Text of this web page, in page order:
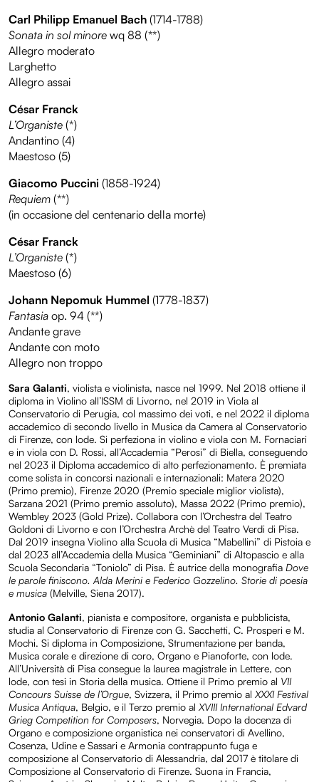
Carl Philipp Emanuel Bach (1714-1788)
Sonata in sol minore wq 88 (**)
Allegro moderato
Larghetto
Allegro assai
César Franck
L’Organiste (*)
Andantino (4)
Maestoso (5)
Giacomo Puccini (1858-1924)
Requiem (**)
(in occasione del centenario della morte)
César Franck
L’Organiste (*)
Maestoso (6)
Johann Nepomuk Hummel (1778-1837)
Fantasia op. 94 (**)
Andante grave
Andante con moto
Allegro non troppo
Sara Galanti, violista e violinista, nasce nel 1999. Nel 2018 ottiene il
diploma in Violino all’ISSM di Livorno, nel 2019 in Viola al
Conservatorio di Perugia, col massimo dei voti, e nel 2022 il diploma
accademico di secondo livello in Musica da Camera al Conservatorio
di Firenze, con lode. Si perfeziona in violino e viola con M. Fornaciari
e in viola con D. Rossi, all’Accademia “Perosi” di Biella, conseguendo
nel 2023 il Diploma accademico di alto perfezionamento. È premiata
come solista in concorsi nazionali e internazionali: Matera 2020
(Primo premio), Firenze 2020 (Premio speciale miglior violista),
Sarzana 2021 (Primo premio assoluto), Massa 2022 (Primo premio),
Wembley 2023 (Gold Prize). Collabora con l’Orchestra del Teatro
Goldoni di Livorno e con l’Orchestra Archè del Teatro Verdi di Pisa.
Dal 2019 insegna Violino alla Scuola di Musica “Mabellini” di Pistoia e
dal 2023 all’Accademia della Musica “Geminiani” di Altopascio e alla
Scuola Secondaria “Toniolo” di Pisa. È autrice della monografia Dove
le parole finiscono. Alda Merini e Federico Gozzelino. Storie di poesia
e musica (Melville, Siena 2017).
Antonio Galanti, pianista e compositore, organista e pubblicista,
studia al Conservatorio di Firenze con G. Sacchetti, C. Prosperi e M.
Mochi. Si diploma in Composizione, Strumentazione per banda,
Musica corale e direzione di coro, Organo e Pianoforte, con lode.
All’Università di Pisa consegue la laurea magistrale in Lettere, con
lode, con tesi in Storia della musica. Ottiene il Primo premio al VII
Concours Suisse de l’Orgue, Svizzera, il Primo premio al XXXI Festival
Musica Antiqua, Belgio, e il Terzo premio al XVIII International Edvard
Grieg Competition for Composers, Norvegia. Dopo la docenza di
Organo e composizione organistica nei conservatori di Avellino,
Cosenza, Udine e Sassari e Armonia contrappunto fuga e
composizione al Conservatorio di Alessandria, dal 2017 è titolare di
Composizione al Conservatorio di Firenze. Suona in Francia,